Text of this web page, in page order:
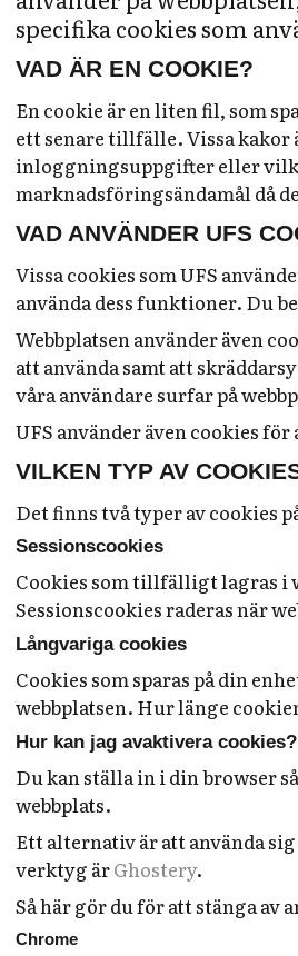
specifika cookies som
VAD ÄR EN COOKIE?
En cookie är en liten fil, som
ett senare tillfälle. Vissa
inloggningsuppgifter eller
marknadsföringsändamål då
VAD ANVÄNDER UFS
Vissa cookies som UFS
använda dess funktioner. Du
Webbplatsen använder även
att använda samt att
våra användare surfar på
UFS använder även cookies
VILKEN TYP AV
Det finns två typer av cookies
Sessionscookies
Cookies som tillfälligt lagras i
Sessionscookies raderas när
Långvariga cookies
Cookies som sparas på din
webbplatsen. Hur länge
Hur kan jag avaktivera cookies?
Du kan ställa in i din browser
webbplats.
Ett alternativ är att använda
verktyg ärGhostery.
Så här gör du för att stänga av
Chrome